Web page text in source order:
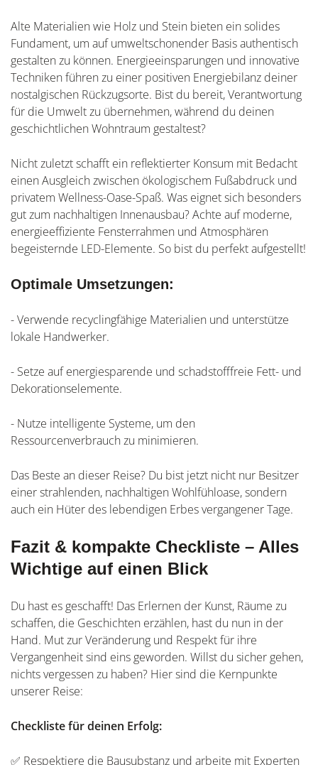
Alte Materialien wie Holz und Stein bieten ein solides
Fundament, um auf umweltschonender Basis authentisch
gestalten zu können. Energieeinsparungen und innovative
Techniken führen zu einer positiven Energiebilanz deiner
nostalgischen Rückzugsorte. Bist du bereit, Verantwortung
für die Umwelt zu übernehmen, während du deinen
geschichtlichen Wohntraum gestaltest?
Nicht zuletzt schafft ein reflektierter Konsum mit Bedacht
einen Ausgleich zwischen ökologischem Fußabdruck und
privatem Wellness-Oase-Spaß. Was eignet sich besonders
gut zum nachhaltigen Innenausbau? Achte auf moderne,
energieeffiziente Fensterrahmen und Atmosphären
begeisternde LED-Elemente. So bist du perfekt aufgestellt!
Optimale Umsetzungen:
- Verwende recyclingfähige Materialien und unterstütze
lokale Handwerker.
- Setze auf energiesparende und schadstofffreie Fett- und
Dekorationselemente.
- Nutze intelligente Systeme, um den
Ressourcenverbrauch zu minimieren.
Das Beste an dieser Reise? Du bist jetzt nicht nur Besitzer
einer strahlenden, nachhaltigen Wohlfühloase, sondern
auch ein Hüter des lebendigen Erbes vergangener Tage.
Fazit & kompakte Checkliste – Alles
Wichtige auf einen Blick
Du hast es geschafft! Das Erlernen der Kunst, Räume zu
schaffen, die Geschichten erzählen, hast du nun in der
Hand. Mut zur Veränderung und Respekt für ihre
Vergangenheit sind eins geworden. Willst du sicher gehen,
nichts vergessen zu haben? Hier sind die Kernpunkte
unserer Reise:
Checkliste für deinen Erfolg:
✅ Respektiere die Bausubstanz und arbeite mit Experten